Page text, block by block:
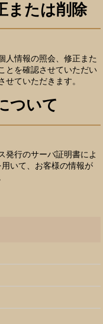
または削除
人情報の照会、修正また
とを確認させていただい
せていただきます。
ついて
発行のサーバ証明書によ
用いて、お客様の情報が